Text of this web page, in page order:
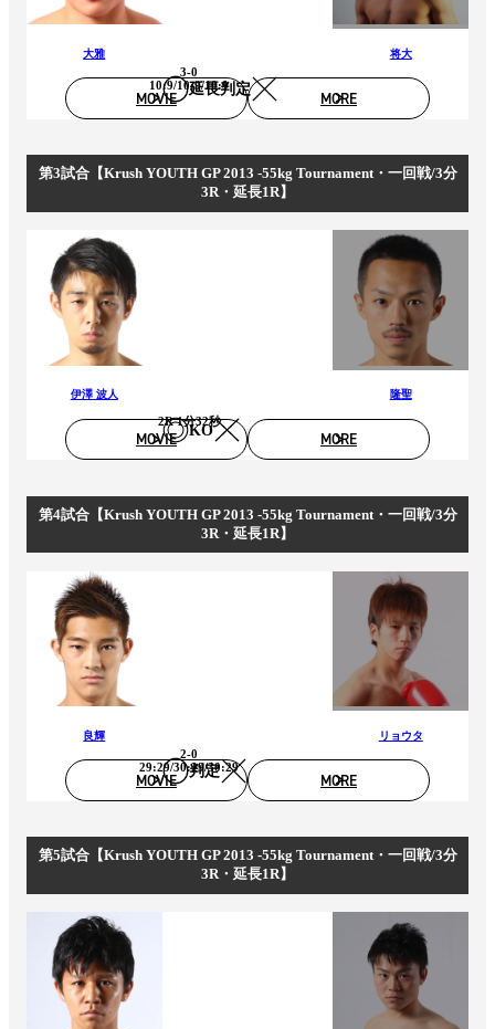
大雅
延長判定
3-0
10:9/10:9/10:9
将大
MOVIE MORE
第3試合【Krush YOUTH GP 2013 -55kg Tournament・一回戦/3分
3R・延長1R】
伊澤 波人
KO
2R 1分32秒
隆聖
MOVIE MORE
第4試合【Krush YOUTH GP 2013 -55kg Tournament・一回戦/3分
3R・延長1R】
良輝
判定
2-0
29:29/30:29/30:29
リョウタ
MOVIE MORE
第5試合【Krush YOUTH GP 2013 -55kg Tournament・一回戦/3分
3R・延長1R】